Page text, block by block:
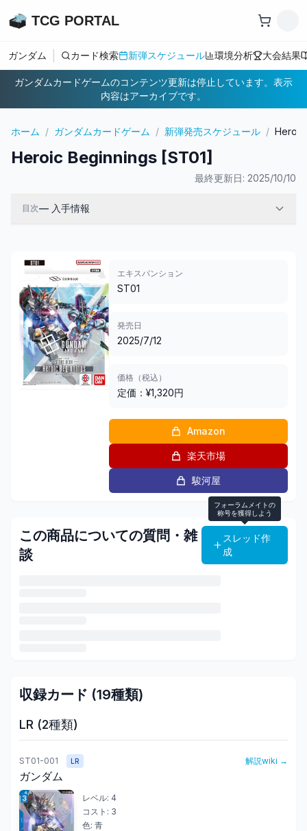
TCG PORTAL
ガンダム カード検索 新弾スケジュール 環境分析 大会結果
ガンダムカードゲームのコンテンツ更新は停止しています。表示
内容はアーカイブです。
ホーム / ガンダムカードゲーム / 新弾発売スケジュール / Heroic
Heroic Beginnings [ST01]
最終更新日: 2025/10/10
目次— 入手情報
エキスパンション
ST01
発売日
2025/7/12
価格（税込）
定価：¥1,320円
Amazon
楽天市場
駿河屋
この商品についての質問・雑
談
フォーラムメイトの
称号を獲得しよう
スレッド作
成
収録カード (19種類)
LR (2種類)
ST01-001 LR 解説wiki →
ガンダム
レベル: 4
コスト: 3
色: 青